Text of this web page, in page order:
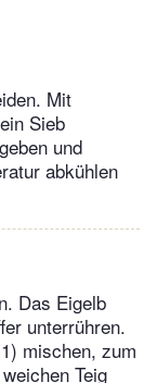
Mit
Sieb
und
abkühlen
Das Eigelb
unterrühren.
mischen, zum
Teig